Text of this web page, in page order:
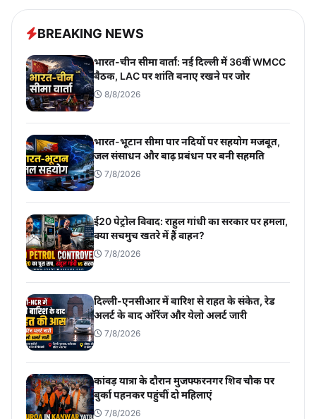
BREAKING NEWS
भारत-चीन सीमा वार्ता: नई दिल्ली में 36वीं WMCC
बैठक, LAC पर शांति बनाए रखने पर जोर
8/8/2026
भारत-भूटान सीमा पार नदियों पर सहयोग मजबूत,
जल संसाधन और बाढ़ प्रबंधन पर बनी सहमति
7/8/2026
ई20 पेट्रोल विवाद: राहुल गांधी का सरकार पर हमला,
क्या सचमुच खतरे में हैं वाहन?
7/8/2026
दिल्ली-एनसीआर में बारिश से राहत के संकेत, रेड
अलर्ट के बाद ऑरेंज और येलो अलर्ट जारी
7/8/2026
कांवड़ यात्रा के दौरान मुजफ्फरनगर शिव चौक पर
बुर्का पहनकर पहुंचीं दो महिलाएं
7/8/2026